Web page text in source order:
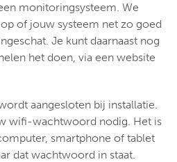
monitoringsysteem. We
of jouw systeem net zo goed
Je kunt daarnaast nog
het doen, via een website
aangesloten bij installatie.
wifi-wachtwoord nodig. Het is
smartphone of tablet
dat wachtwoord in staat.